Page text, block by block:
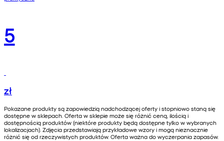
5
zł
Pokazane produkty są zapowiedzią nadchodzącej oferty i stopniowo staną się
dostępne w sklepach. Oferta w sklepie może się różnić ceną, ilością i
dostępnością produktów (niektóre produkty będą dostępne tylko w wybranych
lokalizacjach). Zdjęcia przedstawiają przykładowe wzory i mogą nieznacznie
różnić się od rzeczywistych produktów. Oferta ważna do wyczerpania zapasów.